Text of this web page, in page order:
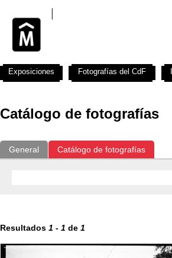
Catálogo de fotografías
General Catálogo de fotografías
Resultados 1 - 1 de 1
Exposiciones Fotografías del CdF